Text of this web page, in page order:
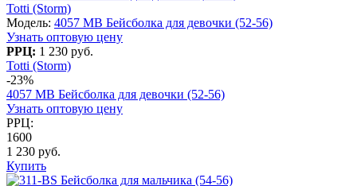
Totti (Storm)
Модель: 4057 МВ Бейсболка для девочки (52-56)
Узнать оптовую цену
РРЦ: 1 230 руб.
Totti (Storm)
-23%
4057 МВ Бейсболка для девочки (52-56)
Узнать оптовую цену
РРЦ:
1600
1 230 руб.
Купить